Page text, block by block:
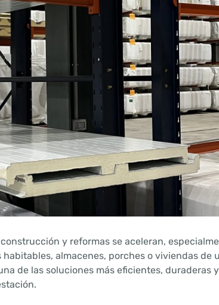
y reformas se aceleran,
almacenes, porches o viviendas de
de las soluciones más eficientes, duraderas